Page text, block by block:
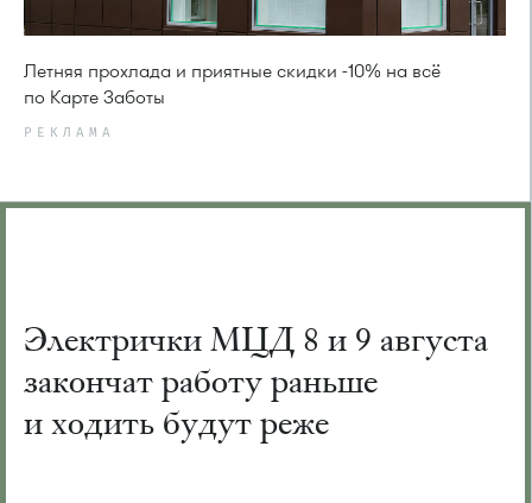
Летняя прохлада и приятные скидки -10% на всё
по Карте Заботы
РЕКЛАМА
Электрички МЦД 8 и 9 августа
закончат работу раньше
и ходить будут реже